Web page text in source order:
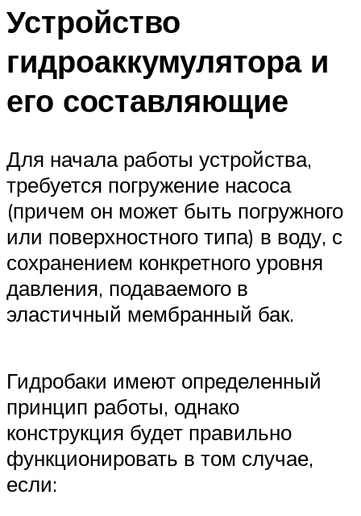
Устройство
гидроаккумулятора и
его составляющие
Для начала работы устройства,
требуется погружение насоса
(причем он может быть погружного
или поверхностного типа) в воду, с
сохранением конкретного уровня
давления, подаваемого в
эластичный мембранный бак.
Гидробаки имеют определенный
принцип работы, однако
конструкция будет правильно
функционировать в том случае,
если: